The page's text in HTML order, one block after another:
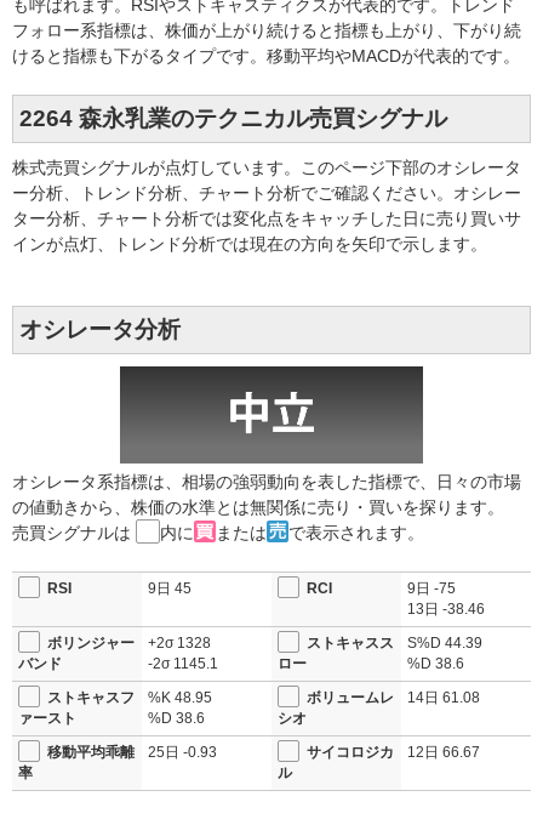
も呼ばれます。RSIやストキャスティクスが代表的です。トレンド
フォロー系指標は、株価が上がり続けると指標も上がり、下がり続
けると指標も下がるタイプです。移動平均やMACDが代表的です。
2264 森永乳業のテクニカル売買シグナル
株式売買シグナルが点灯しています。このページ下部のオシレータ
ー分析、トレンド分析、チャート分析でご確認ください。オシレー
ター分析、チャート分析では変化点をキャッチした日に売り買いサ
インが点灯、トレンド分析では現在の方向を矢印で示します。
オシレータ分析
オシレータ系指標は、相場の強弱動向を表した指標で、日々の市場
の値動きから、株価の水準とは無関係に売り・買いを探ります。
売買シグナルは
内に または で表示されます。
RSI 9日 45 RCI 9日 -75
13日 -38.46
ボリンジャー
バンド
+2σ 1328
-2σ 1145.1
ストキャスス
ロー
S%D 44.39
%D 38.6
ストキャスフ
ァースト
%K 48.95
%D 38.6
ボリュームレ
シオ
14日 61.08
移動平均乖離
率
25日 -0.93
サイコロジカ
ル
12日 66.67